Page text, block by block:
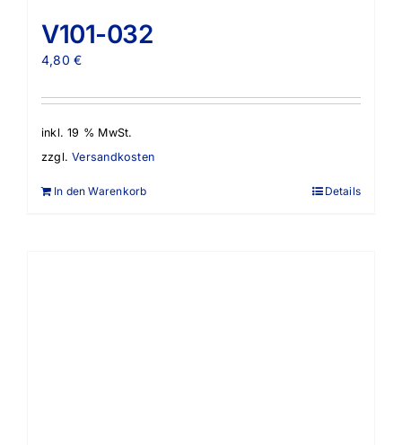
V101-032
4,80€
inkl. 19 % MwSt.
zzgl.Versandkosten
In den Warenkorb Details